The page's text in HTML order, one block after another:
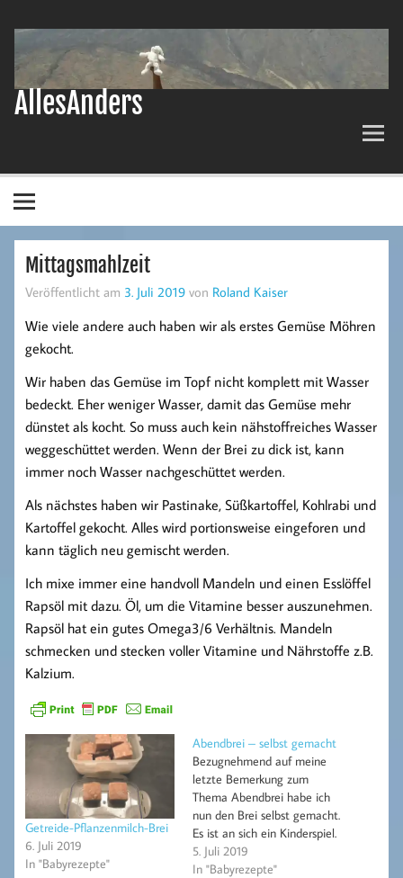
springen
AllesAnders
Mittagsmahlzeit
Veröffentlicht am 3. Juli 2019 von Roland Kaiser
Wie viele andere auch haben wir als erstes Gemüse Möhren
gekocht.
Wir haben das Gemüse im Topf nicht komplett mit Wasser
bedeckt. Eher weniger Wasser, damit das Gemüse mehr
dünstet als kocht. So muss auch kein nähstoffreiches Wasser
weggeschüttet werden. Wenn der Brei zu dick ist, kann
immer noch Wasser nachgeschüttet werden.
Als nächstes haben wir Pastinake, Süßkartoffel, Kohlrabi und
Kartoffel gekocht. Alles wird portionsweise eingeforen und
kann täglich neu gemischt werden.
Ich mixe immer eine handvoll Mandeln und einen Esslöffel
Rapsöl mit dazu. Öl, um die Vitamine besser auszunehmen.
Rapsöl hat ein gutes Omega3/6 Verhältnis. Mandeln
schmecken und stecken voller Vitamine und Nährstoffe z.B.
Kalzium.
Getreide-Pflanzenmilch-Brei
6. Juli 2019
In "Babyrezepte"
Abendbrei – selbst gemacht
Bezugnehmend auf meine
letzte Bemerkung zum
Thema Abendbrei habe ich
nun den Brei selbst gemacht.
Es ist an sich ein Kinderspiel.
Als Beikost sollten die
Nährstoffe erstmal Ok sein.
5. Juli 2019
In "Babyrezepte"